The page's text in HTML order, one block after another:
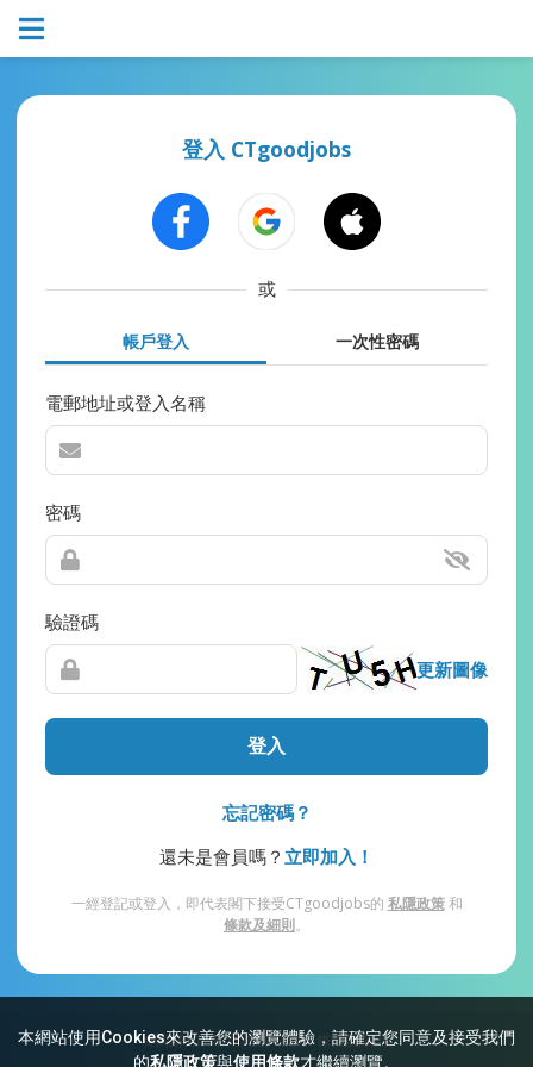
本網站使用Cookies來改善您的瀏覽體驗，請確定您同意及接受我們
的私隱政策與使用條款才繼續瀏覽。
登入 CTgoodjobs
或
帳戶登入 一次性密碼
電郵地址或登入名稱
密碼
驗證碼
更新圖像
登入
忘記密碼？
還未是會員嗎？ 立即加入！
一經登記或登入，即代表閣下接受CTgoodjobs的 私隱政策和
條款及細則。
網站索引 常見問題 私隱 條款及細則